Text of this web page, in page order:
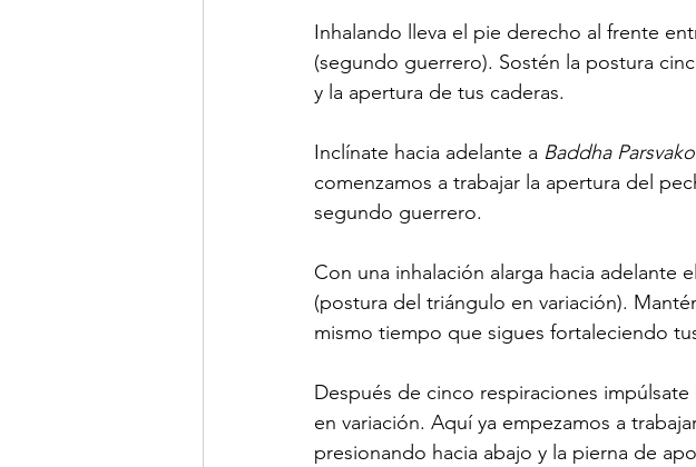
Inhalando lleva el pie derecho al frente
(segundo guerrero). Sostén la postura
y la apertura de tus caderas.
Inclínate hacia adelante a Baddha
comenzamos a trabajar la apertura del
segundo guerrero.
Con una inhalación alarga hacia adelante
(postura del triángulo en variación).
mismo tiempo que sigues fortaleciendo
Después de cinco respiraciones impúlsate
en variación. Aquí ya empezamos a
presionando hacia abajo y la pierna de